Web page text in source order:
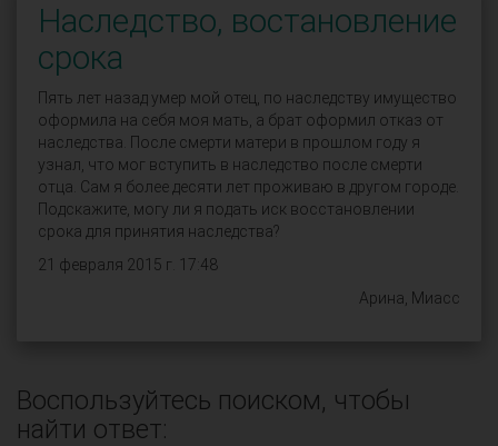
Наследство, востановление
срока
Пять лет назад умер мой отец, по наследству имущество
оформила на себя моя мать, а брат оформил отказ от
наследства. После смерти матери в прошлом году я
узнал, что мог вступить в наследство после смерти
отца. Сам я более десяти лет проживаю в другом городе.
Подскажите, могу ли я подать иск восстановлении
срока для принятия наследства?
21 февраля 2015 г. 17:48
Арина, Миасс
Воспользуйтесь поиском, чтобы
найти ответ: